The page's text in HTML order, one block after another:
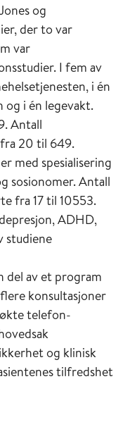
og
der to var
var
I fem av
i én
og i én legevakt.
Antall
20 til 649.
med spesialisering
sosionomer. Antall
fra 17 til 10553.
ADHD,
studiene
del av et program
konsultasjoner
telefon-
og klinisk
tilfredshet